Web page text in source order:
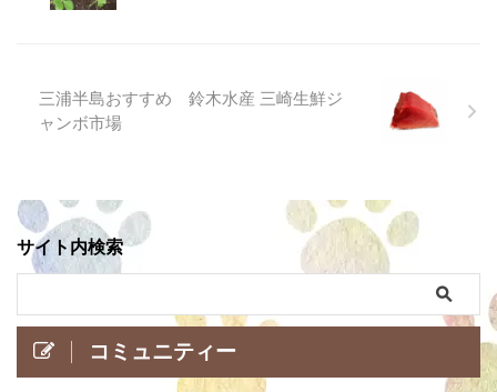
三浦半島おすすめ 鈴木水産 三崎生鮮ジ
ャンボ市場
サイト内検索
コミュニティー